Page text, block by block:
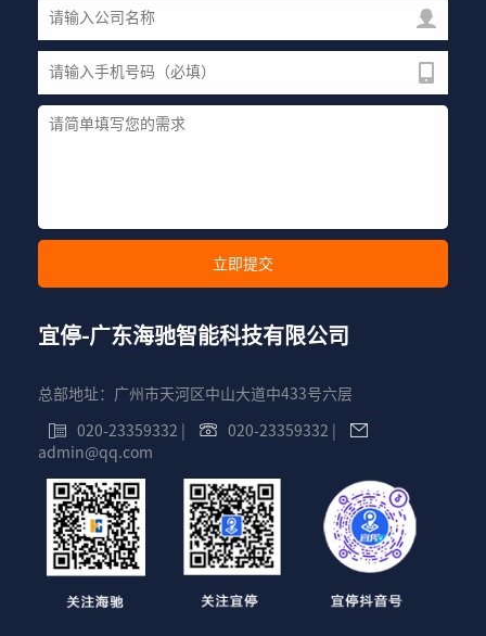
宜停-广东海驰智能科技有限公司
总部地址：广州市天河区中山大道中433号六层
020-23359332 020-23359332
admin@qq.com